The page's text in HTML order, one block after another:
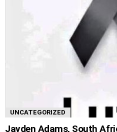
UNCATEGORIZED
Jayden Adams, South